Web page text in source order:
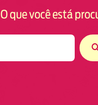
O que você está